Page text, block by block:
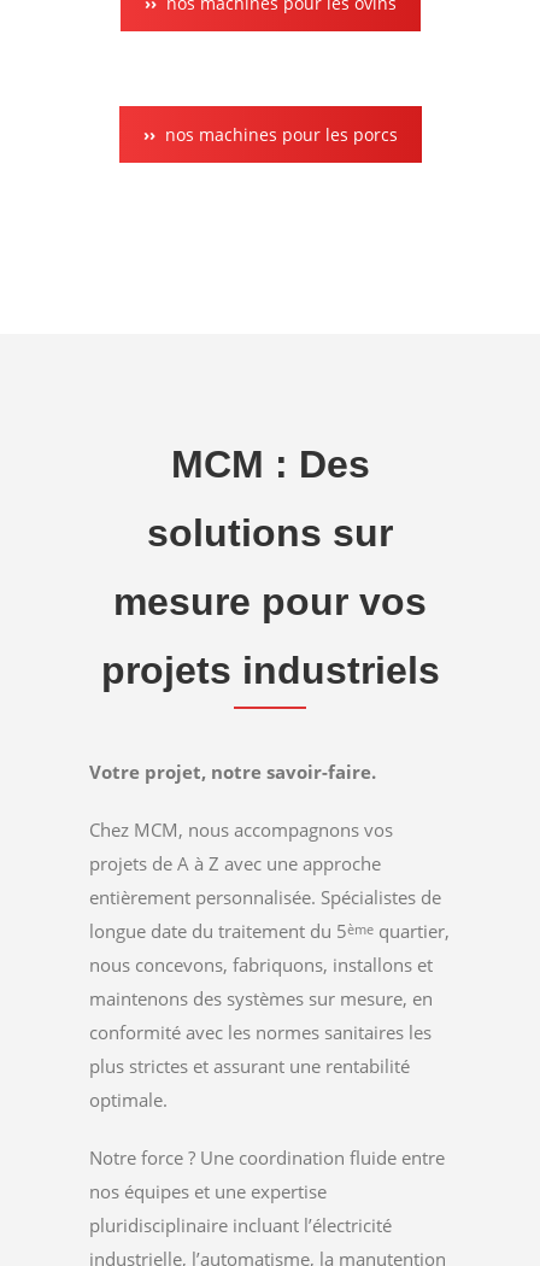
nos machines pour les porcs
MCM : Des
solutions sur
mesure pour vos
projets industriels
Votre projet, notre savoir-faire.
Chez MCM, nous accompagnons vos
projets de A à Z avec une approche
entièrement personnalisée. Spécialistes de
longue date du traitement du 5ème quartier,
nous concevons, fabriquons, installons et
maintenons des systèmes sur mesure, en
conformité avec les normes sanitaires les
plus strictes et assurant une rentabilité
optimale.
Notre force ? Une coordination fluide entre
nos équipes et une expertise
pluridisciplinaire incluant l’électricité
industrielle, l’automatisme, la manutention